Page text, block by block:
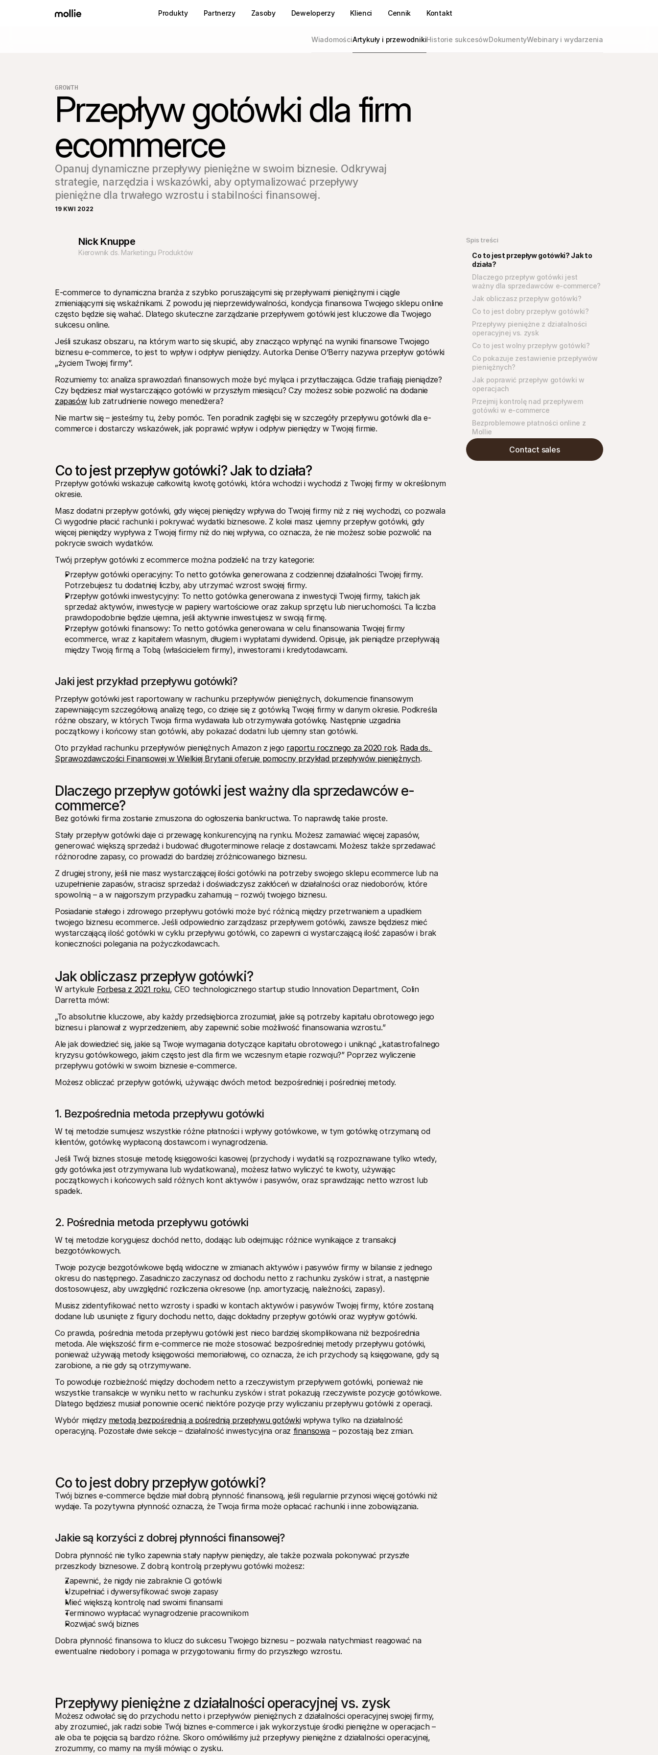
Produkty Partnerzy Zasoby Deweloperzy Klienci Cennik Kontakt
WiadomościArtykuły i przewodnikiHistorie sukcesówDokumentyWebinary i wydarzenia
GROWTH
Przepływ gotówki dla firm
ecommerce
Opanuj dynamiczne przepływy pieniężne w swoim biznesie. Odkrywaj
strategie, narzędzia i wskazówki, aby optymalizować przepływy
pieniężne dla trwałego wzrostu i stabilności finansowej.
19 KWI 2022
Nick Knuppe
Kierownik ds. Marketingu Produktów
E-commerce to dynamiczna branża z szybko poruszającymi się przepływami pieniężnymi i ciągle
zmieniającymi się wskaźnikami. Z powodu jej nieprzewidywalności, kondycja finansowa Twojego sklepu online
często będzie się wahać. Dlatego skuteczne zarządzanie przepływem gotówki jest kluczowe dla Twojego
sukcesu online.
Jeśli szukasz obszaru, na którym warto się skupić, aby znacząco wpłynąć na wyniki finansowe Twojego
biznesu e-commerce, to jest to wpływ i odpływ pieniędzy. Autorka Denise O’Berry nazywa przepływ gotówki
„życiem Twojej firmy”.
Rozumiemy to: analiza sprawozdań finansowych może być myląca i przytłaczająca. Gdzie trafiają pieniądze?
Czy będziesz miał wystarczająco gotówki w przyszłym miesiącu? Czy możesz sobie pozwolić na dodanie
zapasów lub zatrudnienie nowego menedżera?
Nie martw się – jesteśmy tu, żeby pomóc. Ten poradnik zagłębi się w szczegóły przepływu gotówki dla e-
commerce i dostarczy wskazówek, jak poprawić wpływ i odpływ pieniędzy w Twojej firmie.
Co to jest przepływ gotówki? Jak to działa?
Przepływ gotówki wskazuje całkowitą kwotę gotówki, która wchodzi i wychodzi z Twojej firmy w określonym
okresie.
Masz dodatni przepływ gotówki, gdy więcej pieniędzy wpływa do Twojej firmy niż z niej wychodzi, co pozwala
Ci wygodnie płacić rachunki i pokrywać wydatki biznesowe. Z kolei masz ujemny przepływ gotówki, gdy
więcej pieniędzy wypływa z Twojej firmy niż do niej wpływa, co oznacza, że nie możesz sobie pozwolić na
pokrycie swoich wydatków.
Twój przepływ gotówki z ecommerce można podzielić na trzy kategorie:
Przepływ gotówki operacyjny: To netto gotówka generowana z codziennej działalności Twojej firmy.
Potrzebujesz tu dodatniej liczby, aby utrzymać wzrost swojej firmy.
Przepływ gotówki inwestycyjny: To netto gotówka generowana z inwestycji Twojej firmy, takich jak
sprzedaż aktywów, inwestycje w papiery wartościowe oraz zakup sprzętu lub nieruchomości. Ta liczba
prawdopodobnie będzie ujemna, jeśli aktywnie inwestujesz w swoją firmę.
Przepływ gotówki finansowy: To netto gotówka generowana w celu finansowania Twojej firmy
ecommerce, wraz z kapitałem własnym, długiem i wypłatami dywidend. Opisuje, jak pieniądze przepływają
między Twoją firmą a Tobą (właścicielem firmy), inwestorami i kredytodawcami.
Jaki jest przykład przepływu gotówki?
Przepływ gotówki jest raportowany w rachunku przepływów pieniężnych, dokumencie finansowym
zapewniającym szczegółową analizę tego, co dzieje się z gotówką Twojej firmy w danym okresie. Podkreśla
różne obszary, w których Twoja firma wydawała lub otrzymywała gotówkę. Następnie uzgadnia
początkowy i końcowy stan gotówki, aby pokazać dodatni lub ujemny stan gotówki.
Oto przykład rachunku przepływów pieniężnych Amazon z jego raportu rocznego za 2020 rok. Rada ds.
Sprawozdawczości Finansowej w Wielkiej Brytanii oferuje pomocny przykład przepływów pieniężnych.
Dlaczego przepływ gotówki jest ważny dla sprzedawców e-
commerce?
Bez gotówki firma zostanie zmuszona do ogłoszenia bankructwa. To naprawdę takie proste.
Stały przepływ gotówki daje ci przewagę konkurencyjną na rynku. Możesz zamawiać więcej zapasów,
generować większą sprzedaż i budować długoterminowe relacje z dostawcami. Możesz także sprzedawać
różnorodne zapasy, co prowadzi do bardziej zróżnicowanego biznesu.
Z drugiej strony, jeśli nie masz wystarczającej ilości gotówki na potrzeby swojego sklepu ecommerce lub na
uzupełnienie zapasów, stracisz sprzedaż i doświadczysz zakłóceń w działalności oraz niedoborów, które
spowolnią – a w najgorszym przypadku zahamują – rozwój twojego biznesu.
Posiadanie stałego i zdrowego przepływu gotówki może być różnicą między przetrwaniem a upadkiem
twojego biznesu ecommerce. Jeśli odpowiednio zarządzasz przepływem gotówki, zawsze będziesz mieć
wystarczającą ilość gotówki w cyklu przepływu gotówki, co zapewni ci wystarczającą ilość zapasów i brak
konieczności polegania na pożyczkodawcach.
Jak obliczasz przepływ gotówki?
W artykule Forbesa z 2021 roku, CEO technologicznego startup studio Innovation Department, Colin
Darretta mówi:
„To absolutnie kluczowe, aby każdy przedsiębiorca zrozumiał, jakie są potrzeby kapitału obrotowego jego
biznesu i planował z wyprzedzeniem, aby zapewnić sobie możliwość finansowania wzrostu.”
Ale jak dowiedzieć się, jakie są Twoje wymagania dotyczące kapitału obrotowego i uniknąć „katastrofalnego
kryzysu gotówkowego, jakim często jest dla firm we wczesnym etapie rozwoju?” Poprzez wyliczenie
przepływu gotówki w swoim biznesie e-commerce.
Możesz obliczać przepływ gotówki, używając dwóch metod: bezpośredniej i pośredniej metody.
1. Bezpośrednia metoda przepływu gotówki
W tej metodzie sumujesz wszystkie różne płatności i wpływy gotówkowe, w tym gotówkę otrzymaną od
klientów, gotówkę wypłaconą dostawcom i wynagrodzenia.
Jeśli Twój biznes stosuje metodę księgowości kasowej (przychody i wydatki są rozpoznawane tylko wtedy,
gdy gotówka jest otrzymywana lub wydatkowana), możesz łatwo wyliczyć te kwoty, używając
początkowych i końcowych sald różnych kont aktywów i pasywów, oraz sprawdzając netto wzrost lub
spadek.
2. Pośrednia metoda przepływu gotówki
W tej metodzie korygujesz dochód netto, dodając lub odejmując różnice wynikające z transakcji
bezgotówkowych.
Twoje pozycje bezgotówkowe będą widoczne w zmianach aktywów i pasywów firmy w bilansie z jednego
okresu do następnego. Zasadniczo zaczynasz od dochodu netto z rachunku zysków i strat, a następnie
dostosowujesz, aby uwzględnić rozliczenia okresowe (np. amortyzację, należności, zapasy).
Musisz zidentyfikować netto wzrosty i spadki w kontach aktywów i pasywów Twojej firmy, które zostaną
dodane lub usunięte z figury dochodu netto, dając dokładny przepływ gotówki oraz wypływ gotówki.
Co prawda, pośrednia metoda przepływu gotówki jest nieco bardziej skomplikowana niż bezpośrednia
metoda. Ale większość firm e-commerce nie może stosować bezpośredniej metody przepływu gotówki,
ponieważ używają metody księgowości memoriałowej, co oznacza, że ich przychody są księgowane, gdy są
zarobione, a nie gdy są otrzymywane.
To powoduje rozbieżność między dochodem netto a rzeczywistym przepływem gotówki, ponieważ nie
wszystkie transakcje w wyniku netto w rachunku zysków i strat pokazują rzeczywiste pozycje gotówkowe.
Dlatego będziesz musiał ponownie ocenić niektóre pozycje przy wyliczaniu przepływu gotówki z operacji.
Wybór między metodą bezpośrednią a pośrednią przepływu gotówki wpływa tylko na działalność
operacyjną. Pozostałe dwie sekcje – działalność inwestycyjna oraz finansowa – pozostają bez zmian.
Co to jest dobry przepływ gotówki?
Twój biznes e-commerce będzie miał dobrą płynność finansową, jeśli regularnie przynosi więcej gotówki niż
wydaje. Ta pozytywna płynność oznacza, że Twoja firma może opłacać rachunki i inne zobowiązania.
Jakie są korzyści z dobrej płynności finansowej?
Dobra płynność nie tylko zapewnia stały napływ pieniędzy, ale także pozwala pokonywać przyszłe
przeszkody biznesowe. Z dobrą kontrolą przepływu gotówki możesz:
Zapewnić, że nigdy nie zabraknie Ci gotówki
Uzupełniać i dywersyfikować swoje zapasy
Mieć większą kontrolę nad swoimi finansami
Terminowo wypłacać wynagrodzenie pracownikom
Rozwijać swój biznes
Dobra płynność finansowa to klucz do sukcesu Twojego biznesu – pozwala natychmiast reagować na
ewentualne niedobory i pomaga w przygotowaniu firmy do przyszłego wzrostu.
Przepływy pieniężne z działalności operacyjnej vs. zysk
Możesz odwołać się do przychodu netto i przepływów pieniężnych z działalności operacyjnej swojej firmy,
aby zrozumieć, jak radzi sobie Twój biznes e-commerce i jak wykorzystuje środki pieniężne w operacjach –
ale oba te pojęcia są bardzo różne. Skoro omówiliśmy już przepływy pieniężne z działalności operacyjnej,
zrozummy, co mamy na myśli mówiąc o zysku.
Spis treści
Co to jest przepływ gotówki? Jak to
działa?
Dlaczego przepływ gotówki jest
ważny dla sprzedawców e-commerce?
Jak obliczasz przepływ gotówki?
Co to jest dobry przepływ gotówki?
Przepływy pieniężne z działalności
operacyjnej vs. zysk
Co to jest wolny przepływ gotówki?
Co pokazuje zestawienie przepływów
pieniężnych?
Jak poprawić przepływ gotówki w
operacjach
Przejmij kontrolę nad przepływem
gotówki w e-commerce
Bezproblemowe płatności online z
Mollie
Contact sales